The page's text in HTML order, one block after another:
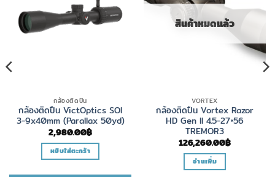
กล้องติดปืน
กล้องติดปืน VictOptics SOI
3-9x40mm (Parallax 50yd)
2,980.00฿
หยิบใส่ตะกร้า
สินค้าหมดแล้ว
VORTEX
กล้องติดปืน Vortex Razor
HD Gen II 4.5-27×56
TREMOR3
126,260.00฿
อ่านเพิ่ม